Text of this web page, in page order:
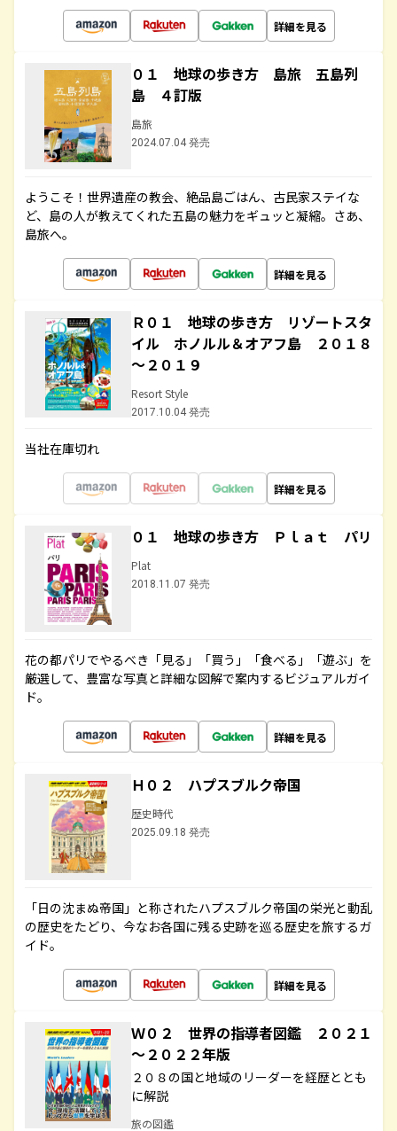
詳細を見る
０１ 地球の歩き方 島旅 五島列
島 ４訂版
島旅
2024.07.04 発売
ようこそ！世界遺産の教会、絶品島ごはん、古民家ステイな
ど、島の人が教えてくれた五島の魅力をギュッと凝縮。さあ、
島旅へ。
詳細を見る
Ｒ０１ 地球の歩き方 リゾートスタ
イル ホノルル＆オアフ島 ２０１８
～２０１９
Resort Style
2017.10.04 発売
当社在庫切れ
詳細を見る
０１ 地球の歩き方 Ｐｌａｔ パリ
Plat
2018.11.07 発売
花の都パリでやるべき「見る」「買う」「食べる」「遊ぶ」を
厳選して、豊富な写真と詳細な図解で案内するビジュアルガイ
ド。
詳細を見る
Ｈ０２ ハプスブルク帝国
歴史時代
2025.09.18 発売
「日の沈まぬ帝国」と称されたハプスブルク帝国の栄光と動乱
の歴史をたどり、今なお各国に残る史跡を巡る歴史を旅するガ
イド。
詳細を見る
Ｗ０２ 世界の指導者図鑑 ２０２１
～２０２２年版
２０８の国と地域のリーダーを経歴ととも
に解説
旅の図鑑